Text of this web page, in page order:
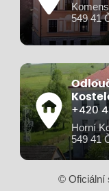
549 41
+420
Horní
549 41
© Oficiální